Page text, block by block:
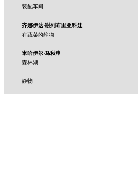
装配车间
齐娜伊达·谢列布里亚科娃
有蔬菜的静物
米哈伊尔·马秋申
森林湖
静物